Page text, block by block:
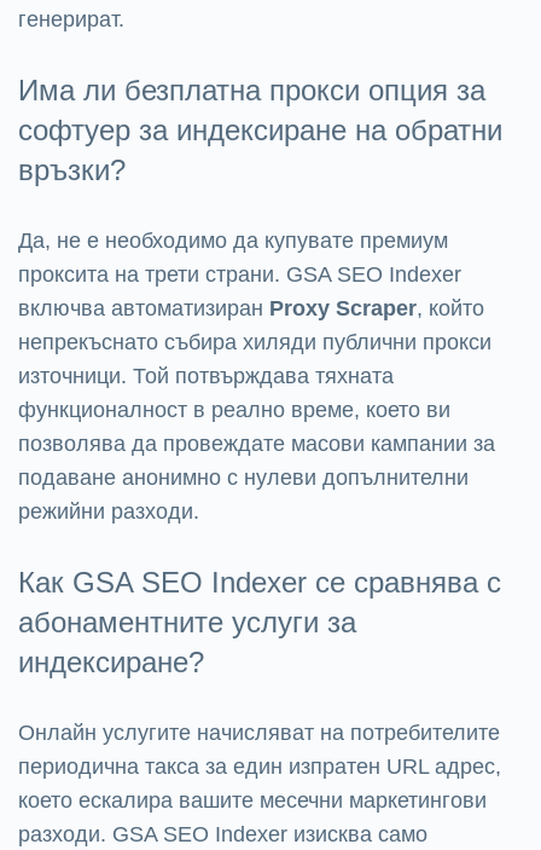
генерират.
Има ли безплатна прокси опция за
софтуер за индексиране на обратни
връзки?
Да, не е необходимо да купувате премиум
проксита на трети страни. GSA SEO Indexer
включва автоматизиран Proxy Scraper, който
непрекъснато събира хиляди публични прокси
източници. Той потвърждава тяхната
функционалност в реално време, което ви
позволява да провеждате масови кампании за
подаване анонимно с нулеви допълнителни
режийни разходи.
Как GSA SEO Indexer се сравнява с
абонаментните услуги за
индексиране?
Онлайн услугите начисляват на потребителите
периодична такса за един изпратен URL адрес,
което ескалира вашите месечни маркетингови
разходи. GSA SEO Indexer изисква само